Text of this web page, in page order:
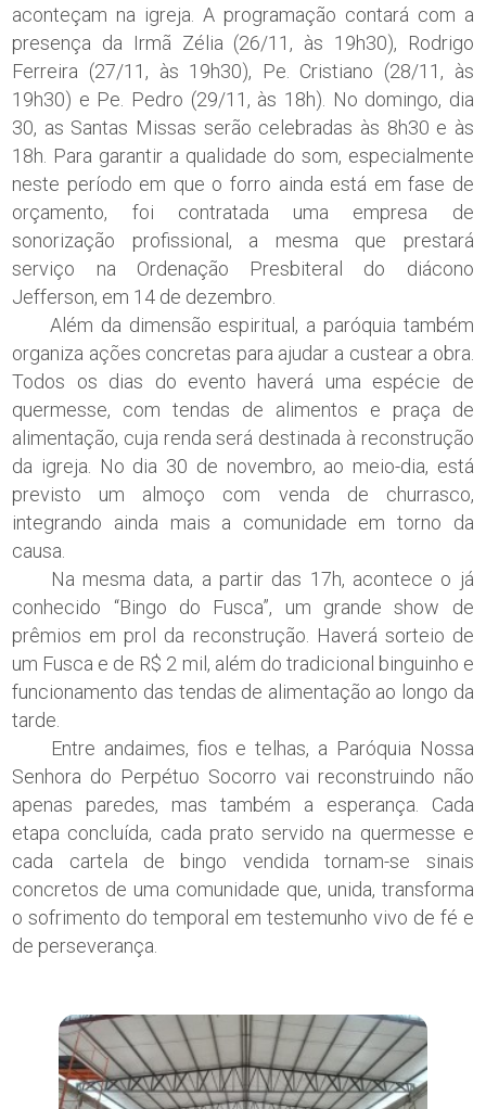
aconteçam na igreja. A programação contará com a
presença da Irmã Zélia (26/11, às 19h30), Rodrigo
Ferreira (27/11, às 19h30), Pe. Cristiano (28/11, às
19h30) e Pe. Pedro (29/11, às 18h). No domingo, dia
30, as Santas Missas serão celebradas às 8h30 e às
18h. Para garantir a qualidade do som, especialmente
neste período em que o forro ainda está em fase de
orçamento, foi contratada uma empresa de
sonorização profissional, a mesma que prestará
serviço na Ordenação Presbiteral do diácono
Jefferson, em 14 de dezembro.
Além da dimensão espiritual, a paróquia também
organiza ações concretas para ajudar a custear a obra.
Todos os dias do evento haverá uma espécie de
quermesse, com tendas de alimentos e praça de
alimentação, cuja renda será destinada à reconstrução
da igreja. No dia 30 de novembro, ao meio-dia, está
previsto um almoço com venda de churrasco,
integrando ainda mais a comunidade em torno da
causa.
Na mesma data, a partir das 17h, acontece o já
conhecido “Bingo do Fusca”, um grande show de
prêmios em prol da reconstrução. Haverá sorteio de
um Fusca e de R$ 2 mil, além do tradicional binguinho e
funcionamento das tendas de alimentação ao longo da
tarde.
Entre andaimes, fios e telhas, a Paróquia Nossa
Senhora do Perpétuo Socorro vai reconstruindo não
apenas paredes, mas também a esperança. Cada
etapa concluída, cada prato servido na quermesse e
cada cartela de bingo vendida tornam-se sinais
concretos de uma comunidade que, unida, transforma
o sofrimento do temporal em testemunho vivo de fé e
de perseverança.